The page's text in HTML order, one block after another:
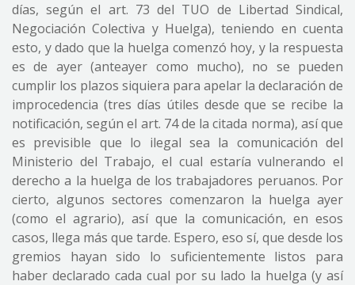
días, según el art. 73 del TUO de Libertad Sindical,
Negociación Colectiva y Huelga), teniendo en cuenta
esto, y dado que la huelga comenzó hoy, y la respuesta
es de ayer (anteayer como mucho), no se pueden
cumplir los plazos siquiera para apelar la declaración de
improcedencia (tres días útiles desde que se recibe la
notificación, según el art. 74 de la citada norma), así que
es previsible que lo ilegal sea la comunicación del
Ministerio del Trabajo, el cual estaría vulnerando el
derecho a la huelga de los trabajadores peruanos. Por
cierto, algunos sectores comenzaron la huelga ayer
(como el agrario), así que la comunicación, en esos
casos, llega más que tarde. Espero, eso sí, que desde los
gremios hayan sido lo suficientemente listos para
haber declarado cada cual por su lado la huelga (y así